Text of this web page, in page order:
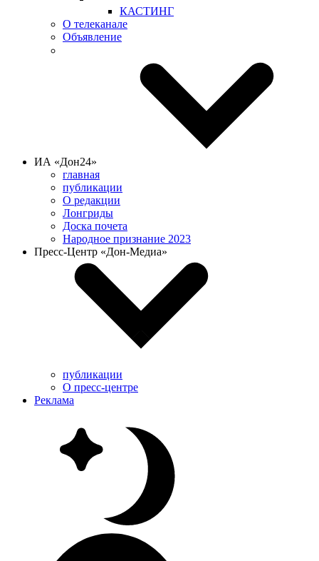
КАСТИНГ
О телеканале
Объявление
ИА «Дон24»
главная
публикации
О редакции
Лонгриды
Доска почета
Народное признание 2023
Пресс-Центр «Дон-Медиа»
публикации
О пресс-центре
Реклама